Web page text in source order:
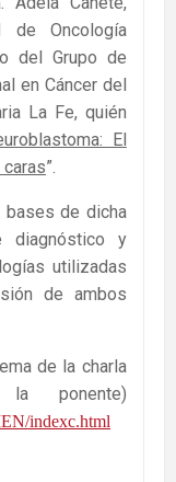
de Oncología
del Grupo de
en Cáncer del
La Fe, quién
El
”.
bases de dicha
diagnóstico y
utilizadas
de ambos
de la charla
ponente)
indexc.html